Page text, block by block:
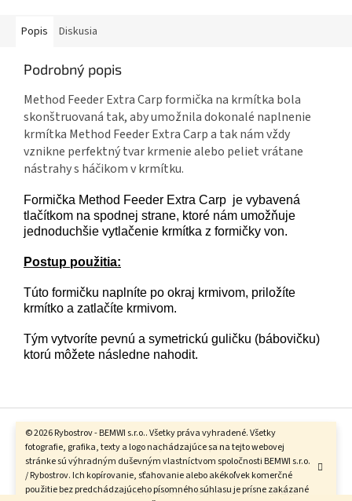
© 2026 Rybostrov - BEMWI s.r.o.. Všetky práva vyhradené. Všetky
fotografie, grafika, texty a logo nachádzajúce sa na tejto webovej
stránke sú výhradným duševným vlastníctvom spoločnosti BEMWI s.r.o.
/ Rybostrov. Ich kopírovanie, sťahovanie alebo akékoľvek komerčné
použitie bez predchádzajúceho písomného súhlasu je prísne zakázané
Popis Diskusia
Podrobný popis
Method Feeder Extra Carp formička na krmítka bola
skonštruovaná tak, aby umožnila dokonalé naplnenie
krmítka Method Feeder Extra Carp a tak nám vždy
vznikne perfektný tvar krmenie alebo peliet vrátane
nástrahy s háčikom v krmítku.
Formička Method Feeder Extra Carp je vybavená
tlačítkom na spodnej strane, ktoré nám umožňuje
jednoduchšie vytlačenie krmítka z formičky von.
Postup použitia:
Túto formičku naplníte po okraj krmivom, priložíte
krmítko a zatlačíte krmivom.
Tým vytvoríte pevnú a symetrickú guličku (bábovičku)
ktorú môžete následne nahodit.
Vytvoril Shoptet
Copyright 2026Rybostrov. Všetky práva vyhradené.